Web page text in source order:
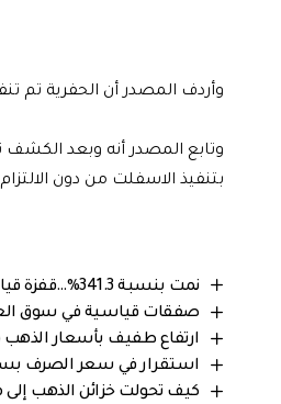
وأردف المصدر أن الحفرية
وتابع المصدر أنه وبعد
بتنفيذ الاسفلت من دون
نمت بنسبة 341.3%…قفزة قياسية في الصادرات الأردنية إلى سوريا خلال 2025
صفقات قياسية في سوق العملات الرقمية
ارتفاع طفيف بأسعار الذهب في سوريا…
استقرار في سعر الصرف
كيف تحولت خزائن الذهب إلى